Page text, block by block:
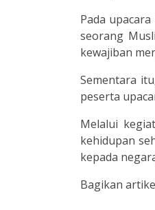
Pada
seorang
kewajiban
Sementara
peserta
Melalui
kehidupan
kepada
Bagikan